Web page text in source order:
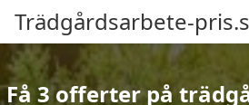
Trädgårdsarbete-
Få 3 offerter på